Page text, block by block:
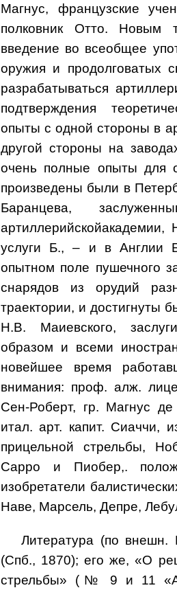
Магнус, французские
полковник Отто. Новым
введение во всеобщее
оружия и продолговатых
разрабатываться
подтверждения
опыты с одной стороны в
другой стороны на
очень полные опыты для
произведены были в
Баранцева,
услуги Б., – и в Англии
опытном поле пушечного
снарядов из орудий
траектории, и достигнуты
Н.В. Маиевского,
образом и всеми
новейшее время
внимания: проф. алж.
Сен-Роберт, гр. Магнус
итал. арт. капит. Сиаччи,
прицельной стрельбы,
Сарро и Пиoбер,.
изобретатели
Наве, Марсель, Депре,
Литература (по
(Спб., 1870); его же, «О
стрельбы» (№ 9 и 11